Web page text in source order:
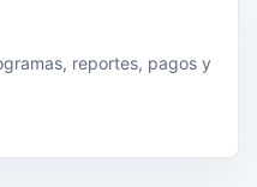
reportes, pagos y